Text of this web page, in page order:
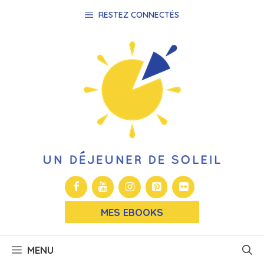
RESTEZ CONNECTÉS
MES EBOOKS
MENU